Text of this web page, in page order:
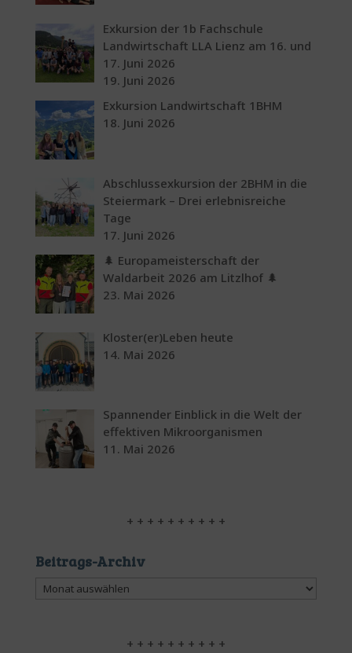
Exkursion der 1b Fachschule
Landwirtschaft LLA Lienz am 16. und
17. Juni 2026
19. Juni 2026
Exkursion Landwirtschaft 1BHM
18. Juni 2026
Abschlussexkursion der 2BHM in die
Steiermark – Drei erlebnisreiche
Tage
17. Juni 2026
🌲 Europameisterschaft der
Waldarbeit 2026 am Litzlhof 🌲
23. Mai 2026
Kloster(er)Leben heute
14. Mai 2026
Spannender Einblick in die Welt der
effektiven Mikroorganismen
11. Mai 2026
+ + + + + + + + + +
Beitrags-Archiv
Beitrags-
+ + + + + + + + + +